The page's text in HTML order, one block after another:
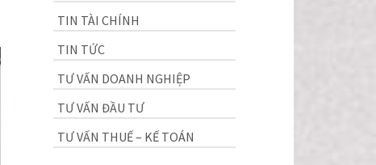
TIN TÀI CHÍNH
TIN TỨC
TƯ VẤN DOANH NGHIỆP
TƯ VẤN ĐẦU TƯ
TƯ VẤN THUẾ – KẾ TOÁN